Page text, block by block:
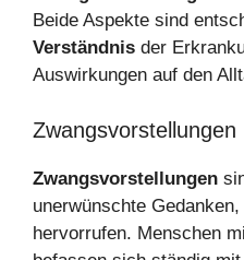
Beide Aspekte sind
Verständnis der
Auswirkungen auf den
Zwangsvorstellungen
Zwangsvorstellungen
unerwünschte
hervorrufen. Menschen